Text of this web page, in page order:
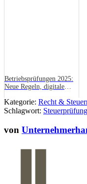
Betriebsprüfungen 2025:
Neue Regeln, digitale
Branchen
Kategorie: Recht &
Schlagwort: Steuerprüfung
von